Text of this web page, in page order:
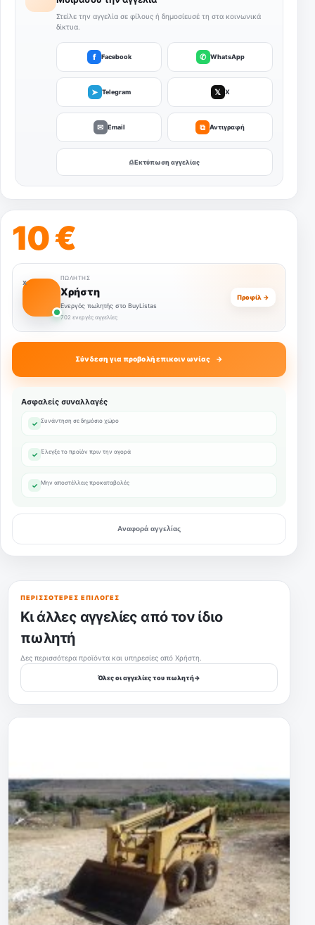
Στείλε την αγγελία σε φίλους ή δημοσίευσέ τη στα κοινωνικά
δίκτυα.
f Facebook ✆ WhatsApp
➤ Telegram 𝕏 X
✉ Email ⧉ Αντιγραφή
⎙ Εκτύπωση αγγελίας
10 €
Χ
ΠΩΛΗΤΉΣ
Χρήστη
Ενεργός πωλητής στο BuyListas
702 ενεργές αγγελίες
Προφίλ →
Σύνδεση για προβολή επικοινωνίας
Ασφαλείς συναλλαγές
✓ Συνάντηση σε δημόσιο χώρο
✓ Έλεγξε το προϊόν πριν την αγορά
✓ Μην αποστέλλεις προκαταβολές
Αναφορά αγγελίας
ΠΕΡΙΣΣΌΤΕΡΕΣ ΕΠΙΛΟΓΈΣ
Κι άλλες αγγελίες από τον ίδιο
πωλητή
Δες περισσότερα προϊόντα και υπηρεσίες από Χρήστη.
Όλες οι αγγελίες του πωλητή→